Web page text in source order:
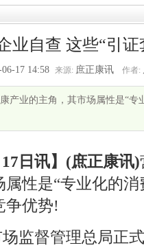
业自查 这些“引
06-17 14:58 来源: 庶正康讯 作者:
业的主角，其市场属性是“专
17日讯】(庶正康讯)
性是“专业化的
争优势!
监督管理总局正